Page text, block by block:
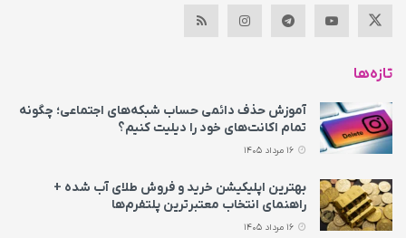
تازه‌ها
آموزش حذف دائمی حساب شبکه‌های اجتماعی؛ چگونه
تمام اکانت‌های خود را دیلیت کنیم؟
بهترین اپلیکیشن خرید و فروش طلای آب شده +
راهنمای انتخاب معتبرترین پلتفرم‌ها